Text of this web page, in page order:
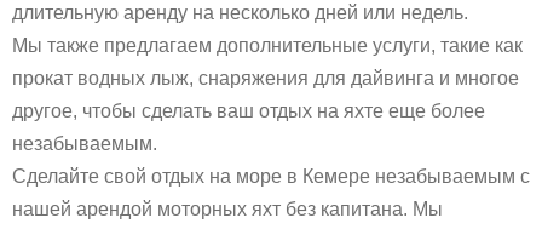
длительную аренду на несколько дней или недель.
Мы также предлагаем дополнительные услуги, такие как
прокат водных лыж, снаряжения для дайвинга и многое
другое, чтобы сделать ваш отдых на яхте еще более
незабываемым.
Сделайте свой отдых на море в Кемере незабываемым с
нашей арендой моторных яхт без капитана. Мы